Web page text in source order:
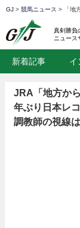
GJ > 競馬ニュース > 「地
真剣勝負
ニュース
新着記事 イ
JRA「地方か
年ぶり日本レ
調教師の視線